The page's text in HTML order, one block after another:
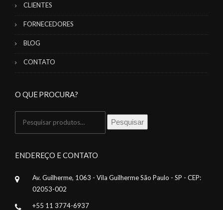
CLIENTES
FORNECEDORES
BLOG
CONTATO
O QUE PROCURA?
Pesquisar
ENDEREÇO E CONTATO
Av. Guilherme, 1063 - Vila Guilherme São Paulo - SP - CEP:
02053-002
+55 11 3774-6937